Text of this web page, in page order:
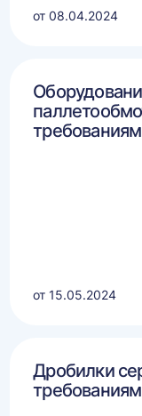
от 08.04.2024
требованиям
от 15.05.2024
Дробилки
требованиям